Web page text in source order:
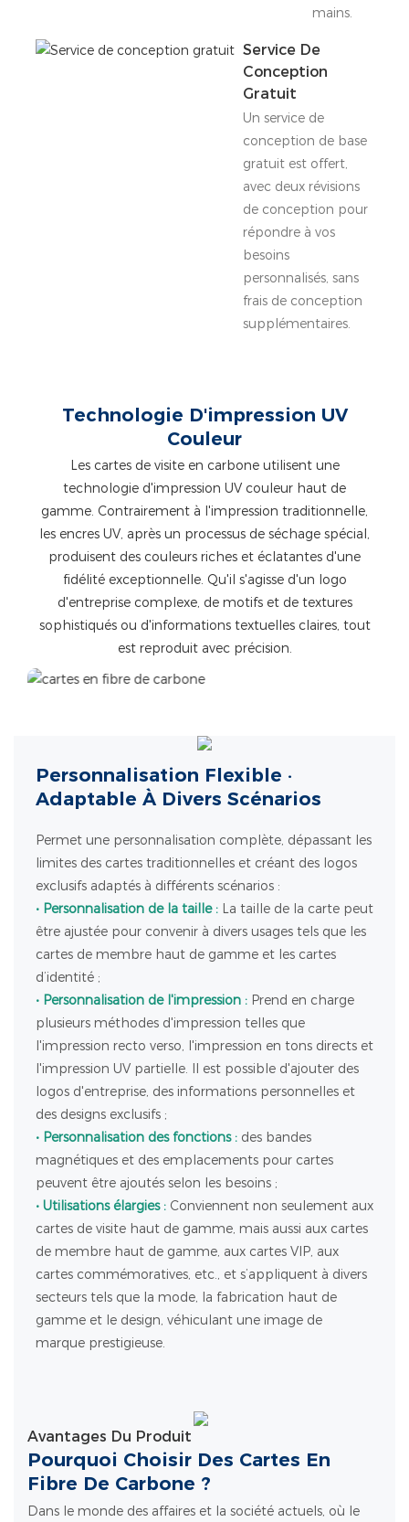
mains.
Service De
Conception
Gratuit
Un service de
conception de base
gratuit est offert,
avec deux révisions
de conception pour
répondre à vos
besoins
personnalisés, sans
frais de conception
supplémentaires.
Technologie D'impression UV
Couleur
Les cartes de visite en carbone utilisent une
technologie d'impression UV couleur haut de
gamme. Contrairement à l'impression traditionnelle,
les encres UV, après un processus de séchage spécial,
produisent des couleurs riches et éclatantes d'une
fidélité exceptionnelle. Qu'il s'agisse d'un logo
d'entreprise complexe, de motifs et de textures
sophistiqués ou d'informations textuelles claires, tout
est reproduit avec précision.
Personnalisation Flexible ·
Adaptable À Divers Scénarios
Permet une personnalisation complète, dépassant les
limites des cartes traditionnelles et créant des logos
exclusifs adaptés à différents scénarios :
• Personnalisation de la taille :La taille de la carte peut
être ajustée pour convenir à divers usages tels que les
cartes de membre haut de gamme et les cartes
d’identité ;
• Personnalisation de l'impression :Prend en charge
plusieurs méthodes d'impression telles que
l'impression recto verso, l'impression en tons directs et
l'impression UV partielle. Il est possible d'ajouter des
logos d'entreprise, des informations personnelles et
des designs exclusifs ;
• Personnalisation des fonctions :des bandes
magnétiques et des emplacements pour cartes
peuvent être ajoutés selon les besoins ;
• Utilisations élargies :Conviennent non seulement aux
cartes de visite haut de gamme, mais aussi aux cartes
de membre haut de gamme, aux cartes VIP, aux
cartes commémoratives, etc., et s’appliquent à divers
secteurs tels que la mode, la fabrication haut de
gamme et le design, véhiculant une image de
marque prestigieuse.
Avantages Du Produit
Pourquoi Choisir Des Cartes En
Fibre De Carbone ?
Dans le monde des affaires et la société actuels, où le